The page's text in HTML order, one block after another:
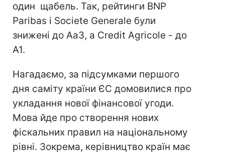
один щабель. Так, рейтинги BNP
Paribas і Societe Generale були
знижені до Аа3, а Credit Agricole - до
А1.
Нагадаємо, за підсумками першого
дня саміту країни ЄС домовилися про
укладання нової фінансової угоди.
Мова йде про створення нових
фіскальних правил на національному
рівні. Зокрема, керівництво країн має